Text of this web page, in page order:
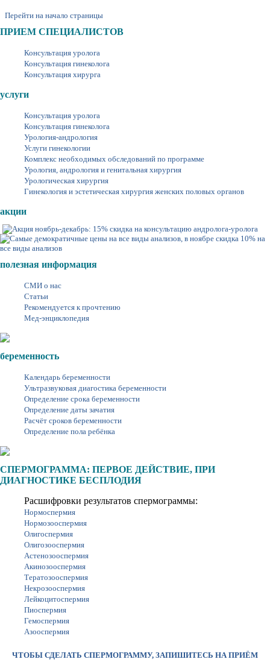
Перейти на начало страницы
ПРИЕМ СПЕЦИАЛИСТОВ
Консультация уролога
Консультация гинеколога
Консультация хирурга
услуги
Консультация уролога
Консультация гинеколога
Урология-андрология
Услуги гинекологии
Комплекс необходимых обследований по программе
Урология, андрология и генитальная хирургия
Урологическая хирургия
Гинекология и эстетическая хирургия женских половых органов
акции
полезная информация
СМИ о нас
Статьи
Рекомендуется к прочтению
Мед-энциклопедия
беременность
Календарь беременности
Ультразвуковая диагостика беременности
Определение срока беременности
Определение даты зачатия
Расчёт сроков беременности
Определение пола ребёнка
СПЕРМОГРАММА: ПЕРВОЕ ДЕЙСТВИЕ, ПРИ
ДИАГНОСТИКЕ БЕСПЛОДИЯ
Расшифровки результатов спермограммы:
Нормоспермия
Нормозооспермия
Олигоспермия
Олигозооспермия
Астенозооспермия
Акинозооспермия
Тератозооспермия
Некрозооспермия
Лейкоцитоспермия
Пиоспермия
Гемоспермия
Азооспермия
ЧТОБЫ СДЕЛАТЬ СПЕРМОГРАММУ, ЗАПИШИТЕСЬ НА ПРИЁМ